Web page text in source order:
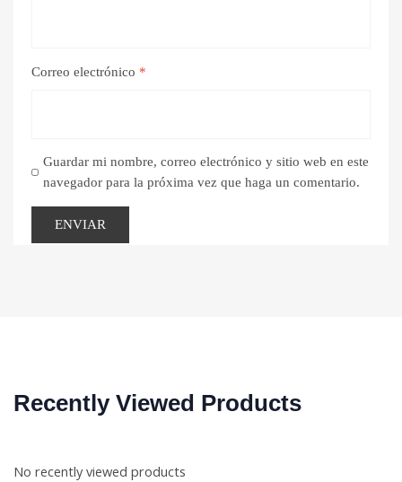
Correo electrónico *
Guardar mi nombre, correo electrónico y sitio web en este
navegador para la próxima vez que haga un comentario.
Recently Viewed Products
No recently viewed products